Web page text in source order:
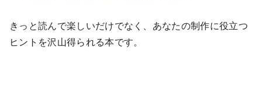
きっと読んで楽しいだけでなく、あなたの制作に役立つ
ヒントを沢山得られる本です。